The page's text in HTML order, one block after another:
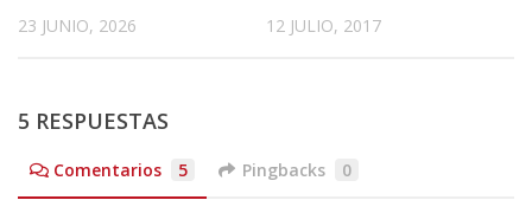
23 JUNIO, 2026 12 JULIO, 2017
5 RESPUESTAS
Comentarios 5 Pingbacks 0